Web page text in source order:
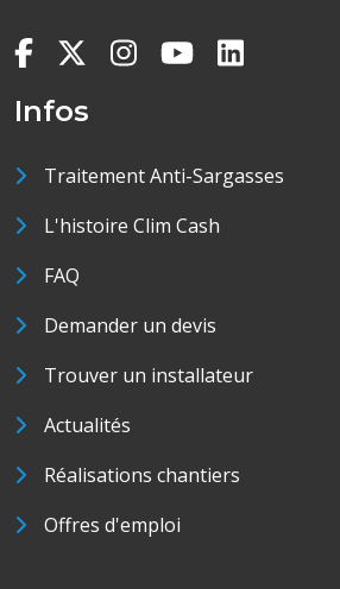
Infos
Traitement Anti-Sargasses
L'histoire Clim Cash
FAQ
Demander un devis
Trouver un installateur
Actualités
Réalisations chantiers
Offres d'emploi